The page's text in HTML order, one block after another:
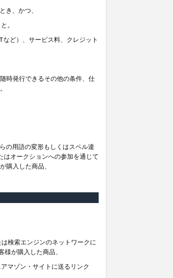
き、かつ、
。
ど）、サービス料、クレジット
時発行できるその他の条件、仕
の用語の変形もしくはスペル違
オークションへの参加を通じて
購入した商品、
検索エンジンのネットワークに
が購入した商品、
マゾン・サイトに送るリンク